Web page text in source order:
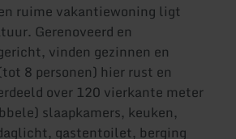
ruime vakantiewoning ligt
Gerenoveerd en
vinden gezinnen en
8 personen) hier rust en
over 120 vierkante meter
slaapkamers, keuken,
gastentoilet, berging